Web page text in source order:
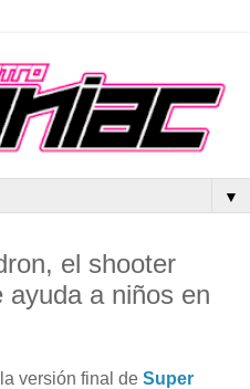
▼
el shooter
ayuda a niños en
versión final de Super